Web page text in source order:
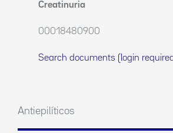
Creatinuria
00018480900
Search documents (login
Antiepilíticos